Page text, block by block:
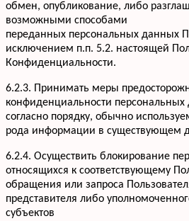
обмен, опубликование, либо
возможными способами
переданных персональных данных
исключением п.п. 5.2. настоящей
Конфиденциальности.
6.2.3. Принимать меры
конфиденциальности персональных
согласно порядку, обычно
рода информации в существующем
6.2.4. Осуществить блокирование
относящихся к соответствующему
обращения или запроса
представителя либо
субъектов